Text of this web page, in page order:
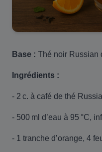
Base : Thé noir Russian
Ingrédients :
- 2 c. à café de thé
- 500 ml d’eau à 95 °C,
- 1 tranche d’orange, 4